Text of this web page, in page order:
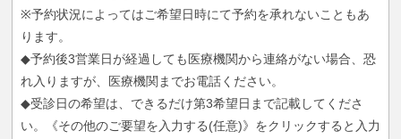
※予約状況によってはご希望日時にて予約を承れないこともあ
ります。
◆予約後3営業日が経過しても医療機関から連絡がない場合、恐
れ入りますが、医療機関までお電話ください。
◆受診日の希望は、できるだけ第3希望日まで記載してくださ
い。《その他のご要望を入力する(任意)》をクリックすると入力